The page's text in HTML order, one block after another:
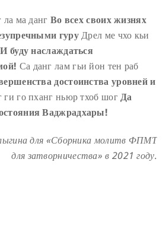
ма данг Во всех своих жизнях
гуруДрел ме чхо кьи
И буду наслаждаться
Са данг лам гьи йон тен раб
достоинства уровней и
го пханг ньюр тхоб шогДа
Ваджрадхары!
для «Сборника молитв ФПМТ
для затворничества» в 2021 году.